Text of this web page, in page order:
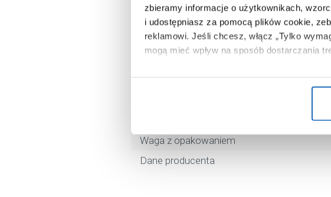
zbieramy informacje o użytkownikach,
i udostępniasz za pomocą plików cookie,
reklamowi. Jeśli chcesz, włącz „Tylko
mogą mieć wpływ na sposób dostarczania
Aby uzyskać więcej informacji na temat
Nr katalogowy
Kolor
Materiał
Waga z opakowaniem
Dane producenta